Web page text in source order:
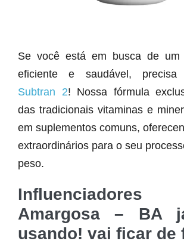
Se você está em busca de um
eficiente e saudável,
Subtran 2! Nossa fórmula
das tradicionais vitaminas e
em suplementos comuns,
extraordinários para o seu
peso.
Amargosa – BA
usando! vai ficar de